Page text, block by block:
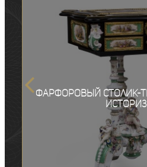
Фарфоровый столик-